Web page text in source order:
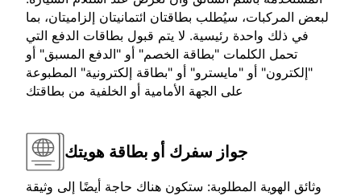
لبعض المركبات، سيُطلب بطاقتان ائتمانيتان إلزاميتان، بما
في ذلك واحدة رئيسية. لا يتم قبول بطاقات الدفع التي
تحمل الكلمات "بطاقة الخصم" أو "الدفع المسبق" أو
"إلكترون" أو "مايسترو" أو "بطاقة إلكترونية" المطبوعة
على الجهة الأمامية أو الخلفية من بطاقتك
جواز سفرك أو بطاقة هويتك
وثائق الهوية المطلوبة: ستكون هناك حاجة أيضًا إلى وثيقة